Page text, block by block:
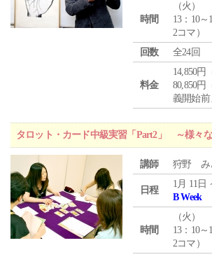
時間
（火 ）
13：10～
2コマ）
回数
全24回
料金
14,850円
80,850
義開始前
タロット・カード中級実習「Part2」 ～様々
講師 狩野 み
日程
1月 11日
B Week
時間
（火 ）
13：10～
2コマ）